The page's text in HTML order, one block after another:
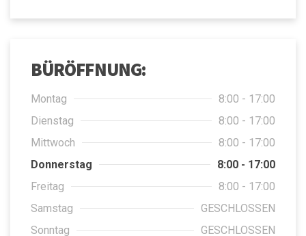
BÜRÖFFNUNG:
Montag
8:00 - 17:00
Dienstag
8:00 - 17:00
Mittwoch
8:00 - 17:00
Donnerstag
8:00 - 17:00
Freitag
8:00 - 17:00
Samstag
GESCHLOSSEN
Sonntag
GESCHLOSSEN